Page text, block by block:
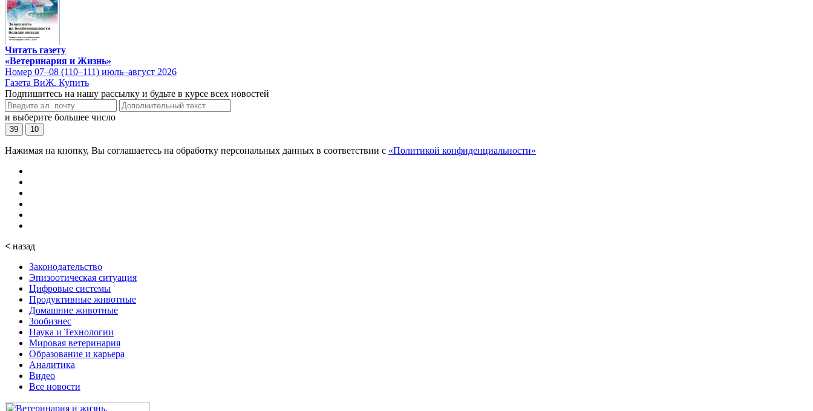
Читать газету
«Ветеринария и Жизнь»
Номер 07–08 (110–111) июль–август 2026
Газета ВиЖ. Купить
Подпишитесь на нашу рассылку и будьте в курсе всех новостей
и выберите большее число
39 10
Нажимая на кнопку, Вы соглашаетесь на обработку персональных данных в соответствии с «Политикой конфиденциальности»
< назад
Законодательство
Эпизоотическая ситуация
Цифровые системы
Продуктивные животные
Домашние животные
Зообизнес
Наука и Технологии
Мировая ветеринария
Образование и карьера
Аналитика
Видео
Все новости